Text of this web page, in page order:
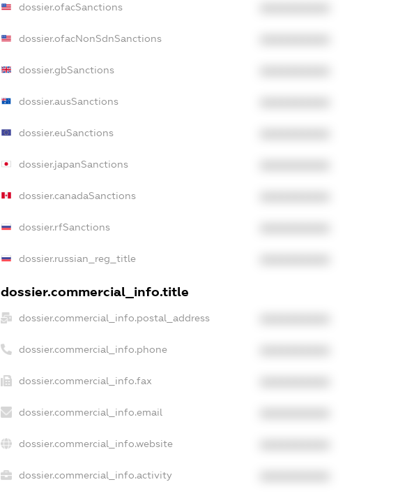
dossier.ofacSanctions
dossier.ofacNonSdnSanctions
dossier.gbSanctions
dossier.ausSanctions
dossier.euSanctions
dossier.japanSanctions
dossier.canadaSanctions
dossier.rfSanctions
dossier.russian_reg_title
dossier.commercial_info.title
dossier.commercial_info.postal_address
dossier.commercial_info.phone
dossier.commercial_info.fax
dossier.commercial_info.email
dossier.commercial_info.website
dossier.commercial_info.activity